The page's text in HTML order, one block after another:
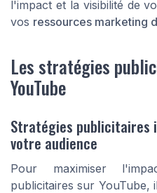
l'impact et la visibilité de
vos ressources marketing
Les stratégies
YouTube
Stratégies publicitaires
votre audience
Pour maximiser
publicitaires sur YouTube,